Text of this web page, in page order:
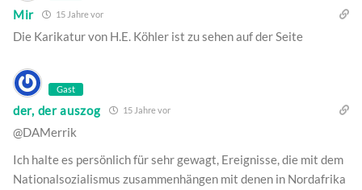
Mir 15 Jahre vor
Die Karikatur von H.E. Köhler ist zu sehen auf der Seite
Gast
der, der auszog 15 Jahre vor
@DAMerrik
Ich halte es persönlich für sehr gewagt, Ereignisse, die mit dem
Nationalsozialismus zusammenhängen mit denen in Nordafrika